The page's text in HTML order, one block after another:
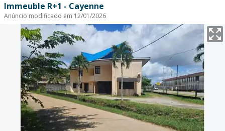
Immeuble R+1 - Cayenne
Anúncio modificado em 12/01/2026